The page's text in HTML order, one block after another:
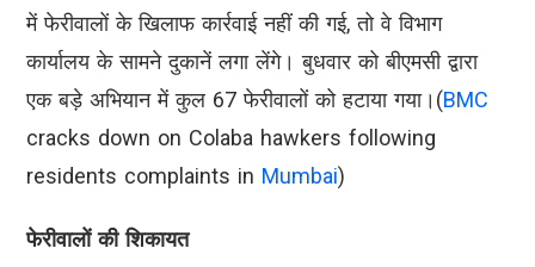
में फेरीवालों के खिलाफ कार्रवाई नहीं की गई, तो वे विभाग
कार्यालय के सामने दुकानें लगा लेंगे। बुधवार को बीएमसी द्वारा
एक बड़े अभियान में कुल 67 फेरीवालों को हटाया गया।(BMC
cracks down on Colaba hawkers following
residents complaints in Mumbai)
फेरीवालों की शिकायत